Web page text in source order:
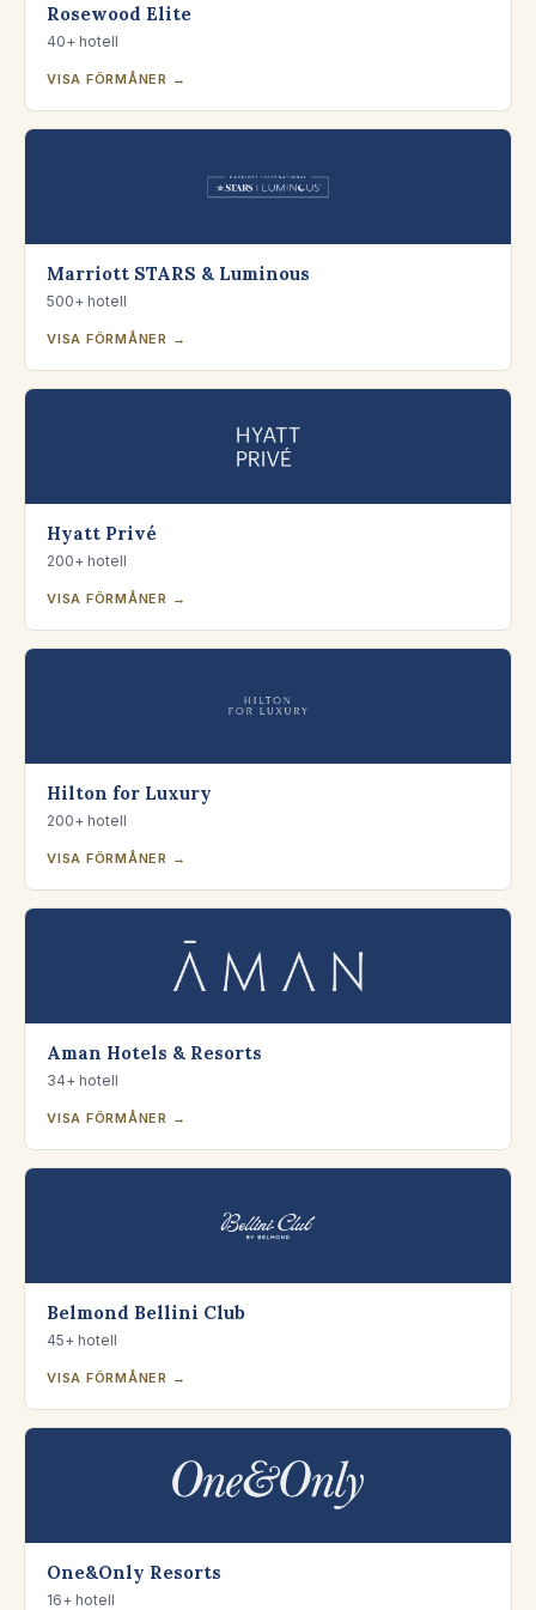
Rosewood Elite
40+ hotell
VISA FÖRMÅNER →
Marriott STARS & Luminous
500+ hotell
VISA FÖRMÅNER →
Hyatt Privé
200+ hotell
VISA FÖRMÅNER →
Hilton for Luxury
200+ hotell
VISA FÖRMÅNER →
Aman Hotels & Resorts
34+ hotell
VISA FÖRMÅNER →
Belmond Bellini Club
45+ hotell
VISA FÖRMÅNER →
One&Only Resorts
16+ hotell